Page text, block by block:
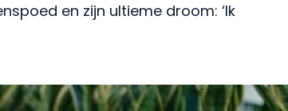
en zijn ultieme droom: ‘Ik